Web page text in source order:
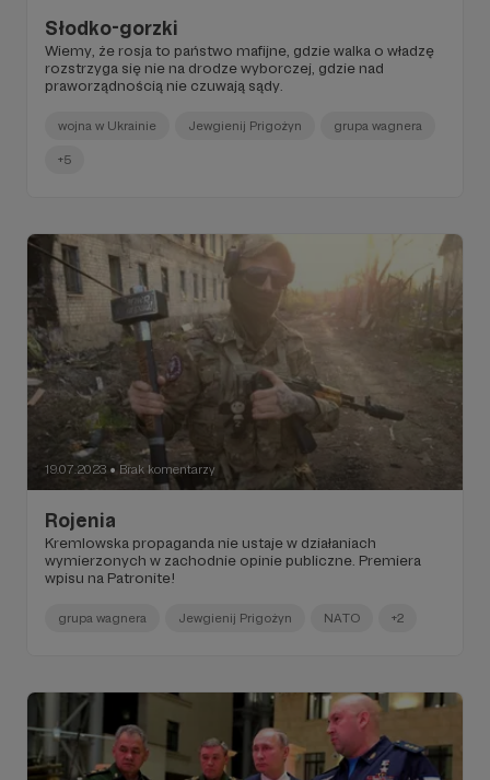
Słodko-gorzki
Wiemy, że rosja to państwo mafijne, gdzie walka o władzę
rozstrzyga się nie na drodze wyborczej, gdzie nad
praworządnością nie czuwają sądy.
wojna w Ukrainie Jewgienij Prigożyn grupa wagnera
+5
19.07.2023 ● Brak komentarzy
Rojenia
Kremlowska propaganda nie ustaje w działaniach
wymierzonych w zachodnie opinie publiczne. Premiera
wpisu na Patronite!
grupa wagnera Jewgienij Prigożyn NATO +2